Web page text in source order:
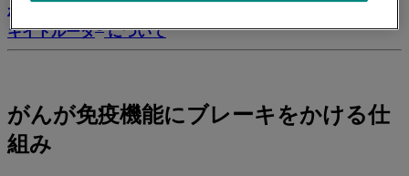
がんが免疫機能にブレーキをかける仕組み
キイトルーダ®について
がんが免疫機能にブレーキをかける仕
組み